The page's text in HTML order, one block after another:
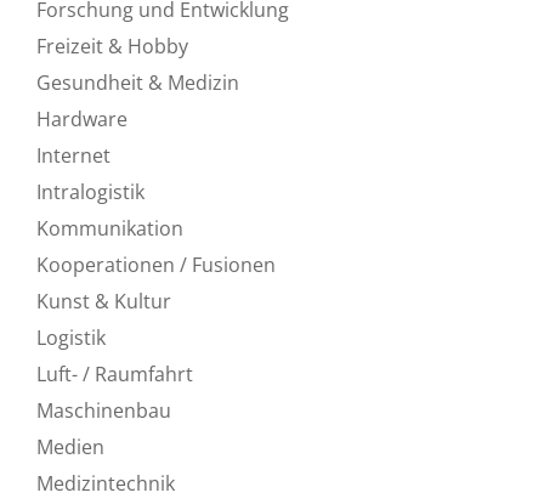
Forschung und Entwicklung
Freizeit & Hobby
Gesundheit & Medizin
Hardware
Internet
Intralogistik
Kommunikation
Kooperationen / Fusionen
Kunst & Kultur
Logistik
Luft- / Raumfahrt
Maschinenbau
Medien
Medizintechnik